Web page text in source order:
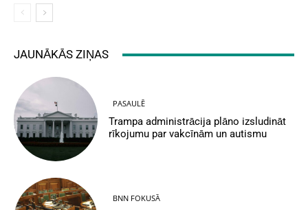
JAUNĀKĀS ZIŅAS
PASAULĒ
Trampa administrācija plāno izsludināt
rīkojumu par vakcīnām un autismu
BNN FOKUSĀ